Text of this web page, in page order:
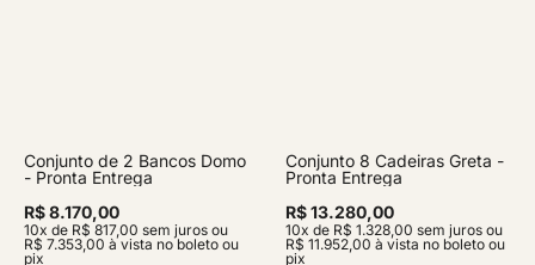
Conjunto de 2 Bancos Domo
- Pronta Entrega
R$ 8.170,00
10x de R$ 817,00 sem juros ou
R$ 7.353,00 à vista no boleto ou
pix
Conjunto 8 Cadeiras Greta -
Pronta Entrega
R$ 13.280,00
10x de R$ 1.328,00 sem juros ou
R$ 11.952,00 à vista no boleto ou
pix